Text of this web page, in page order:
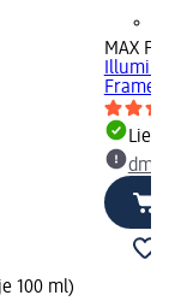
100 ml)
MAX
Framer
dm